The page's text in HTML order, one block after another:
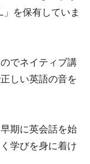
を保有していま
でネイティブ講
しい英語の音を
期に英会話を始
学びを身に着け